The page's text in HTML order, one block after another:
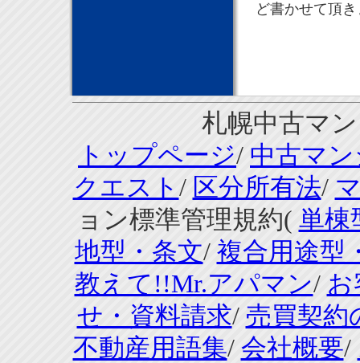
ど書かせて頂
札幌中古マ
トップページ/ 中古マ
クエスト / 区分所有法/
ョン標準管理規約( 単棟
地型・条文/ 複合用途型
教えて!!Mr.アパマン/ お
せ・資料請求/ 売買契約
不動産用語集/ 会社概要/